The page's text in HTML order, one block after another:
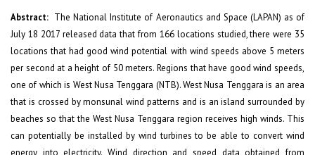
Abstract: The National Institute of Aeronautics and Space (LAPAN) as of
July 18 2017 released data that from 166 locations studied, there were 35
locations that had good wind potential with wind speeds above 5 meters
per second at a height of 50 meters. Regions that have good wind speeds,
one of which is West Nusa Tenggara (NTB). West Nusa Tenggara is an area
that is crossed by monsunal wind patterns and is an island surrounded by
beaches so that the West Nusa Tenggara region receives high winds. This
can potentially be installed by wind turbines to be able to convert wind
energy into electricity. Wind direction and speed data obtained from